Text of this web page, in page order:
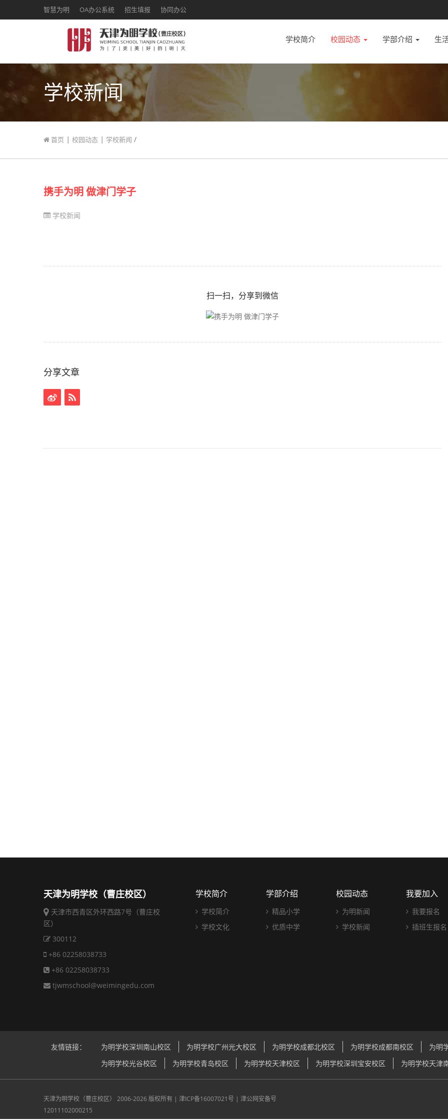
智慧为明 OA办公系统 招生填报 协同办公
学校简介 校园动态 学部介绍 生
学校新闻
首页 | 校园动态 | 学校新闻 /
携手为明 做津门学子
学校新闻
扫一扫，分享到微信
分享文章
天津为明学校（曹庄校区）
天津市西青区外环西路7号（曹庄校
区）
300112
+86 02258038733
+86 02258038733
tjwmschool@weimingedu.com
学校简介
学校简介
学校文化
学部介绍
精品小学
优质中学
校园动态
为明新闻
学校新闻
我要加入
我要报名
插班生报名
友情链接： 为明学校深圳南山校区 为明学校广州光大校区 为明学校成都北校区 为明学校成都南校区
为明
为明学校光谷校区
为明学校青岛校区 为明学校天津校区 为明学校深圳宝安校区 为明学校天津
天津为明学校（曹庄校区） 2006-2026 版权所有 | 津ICP备16007021号 | 津公网安备号
12011102000215